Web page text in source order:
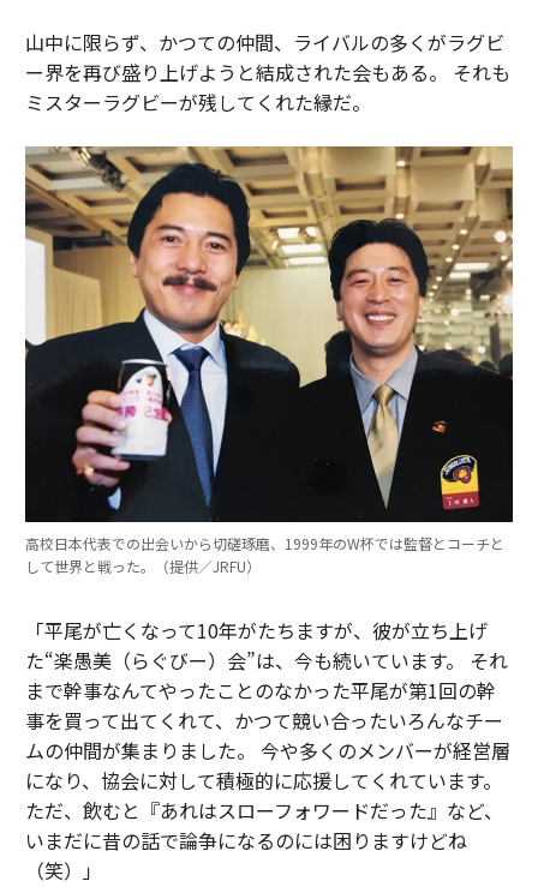
山中に限らず、かつての仲間、ライバルの多くがラグビ
ー界を再び盛り上げようと結成された会もある。 それも
ミスターラグビーが残してくれた縁だ。
高校日本代表での出会いから切磋琢磨、1999年のW杯では監督とコーチと
して世界と戦った。（提供／JRFU）
「平尾が亡くなって10年がたちますが、彼が立ち上げ
た“楽愚美（らぐびー）会”は、今も続いています。 それ
まで幹事なんてやったことのなかった平尾が第1回の幹
事を買って出てくれて、かつて競い合ったいろんなチー
ムの仲間が集まりました。 今や多くのメンバーが経営層
になり、協会に対して積極的に応援してくれています。
ただ、飲むと『あれはスローフォワードだった』など、
いまだに昔の話で論争になるのには困りますけどね
（笑）」